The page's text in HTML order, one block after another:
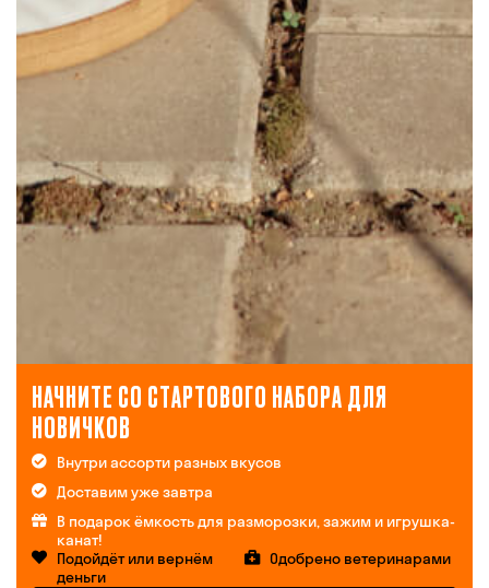
НАЧНИТЕ СО СТАРТОВОГО НАБОРА ДЛЯ
НОВИЧКОВ
Внутри ассорти разных вкусов
Доставим уже завтра
В подарок ёмкость для разморозки, зажим и игрушка-
канат!
Подойдёт или вернём
деньги
Одобрено ветеринарами